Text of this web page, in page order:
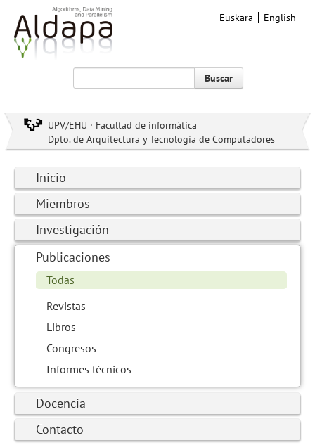
Euskara English
Buscar
UPV/EHU · Facultad de informática
Dpto. de Arquitectura y Tecnología de Computadores
Inicio
Miembros
Investigación
Publicaciones
Todas
Revistas
Libros
Congresos
Informes técnicos
Docencia
Contacto